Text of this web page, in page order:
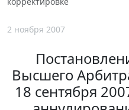
2 ноября 2007
Высшего
18 сентября